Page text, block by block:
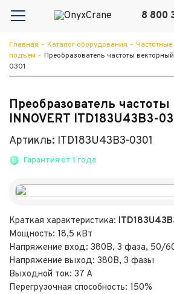
8 800
Главная - Каталог оборудования -
подъем - Преобразователь частоты
0301
Преобразователь
INNOVERT ITD183U43B3-
Артикль: ITD183U43B3-0301
Гарантия от 1 года
Краткая характеристика:
Мощность: 18,5 кВт
Напряжение вход: 380В, 3 фаза, 50/
Напряжение выход: 380В, 3 фазы
Выходной ток: 37 А
Перегрузочная способность: 150%